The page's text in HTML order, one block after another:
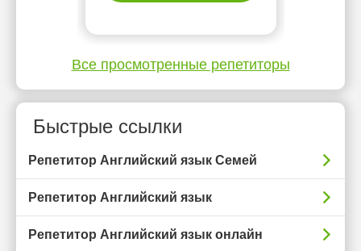
Все просмотренные репетиторы
Быстрые ссылки
Репетитор Английский язык Семей
Репетитор Английский язык
Репетитор Английский язык онлайн